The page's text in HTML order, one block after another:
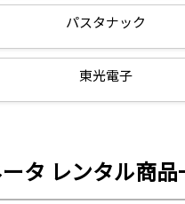
パスタナック
東光電子
タ レンタル商品